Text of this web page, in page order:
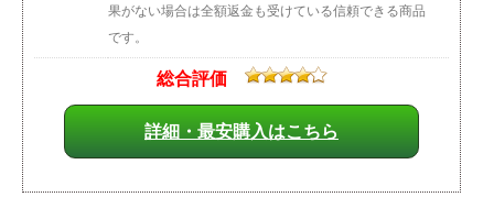
果がない場合は全額返金も受けている信頼できる商品
です。
総合評価
詳細・最安購入はこちら